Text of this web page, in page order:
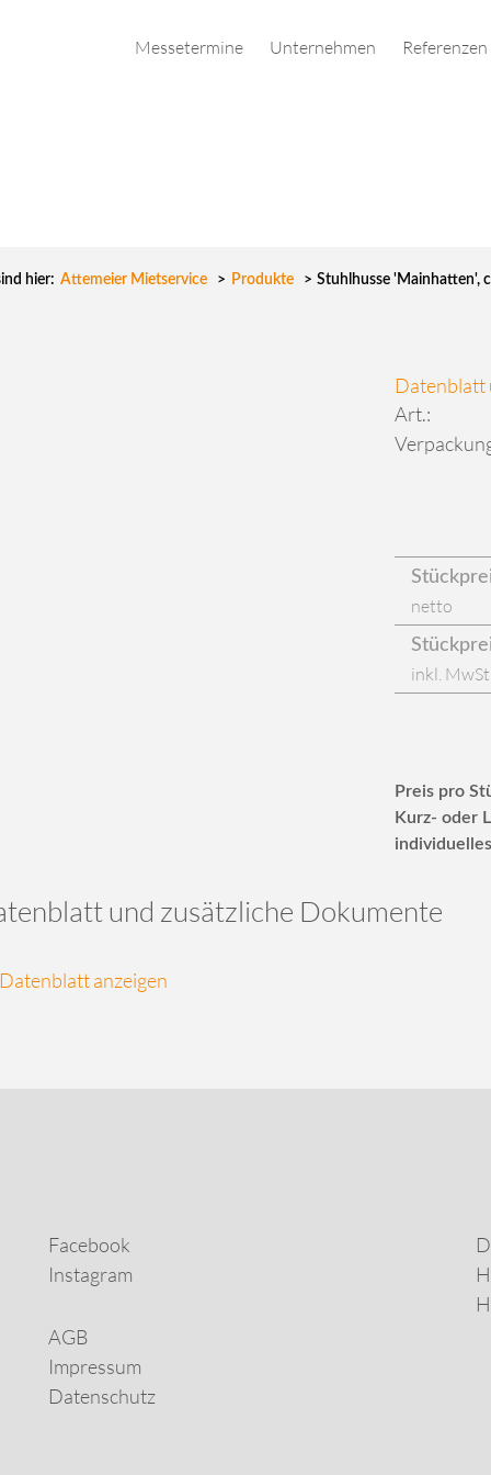
Messetermine Unternehmen Referenzen
hier: Attemeier Mietservice > Produkte > Stuhlhusse 'Mainhatten',
Datenblatt
Art.:
netto
inkl.
Preis pro
Kurz- oder
und zusätzliche Dokumente
Datenblatt anzeigen
Facebook
Instagram
AGB
Impressum
Datenschutz